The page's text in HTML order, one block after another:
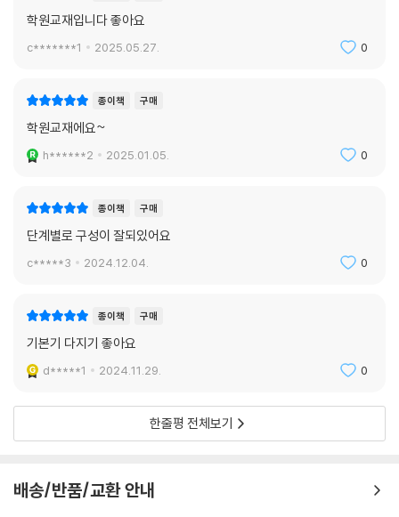
학원교재입니다 좋아요
c*******1 2025.05.27. 0
종이책 구매
학원교재에요~
h******2 2025.01.05. 0
종이책 구매
단계별로 구성이 잘되있어요
c*****3 2024.12.04. 0
종이책 구매
기본기 다지기 좋아요
d*****1 2024.11.29. 0
한줄평 전체보기
배송/반품/교환 안내